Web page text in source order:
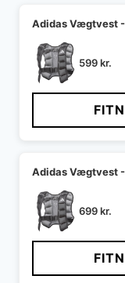
Adidas Vægtvest
599kr.
Adidas Vægtvest
699kr.